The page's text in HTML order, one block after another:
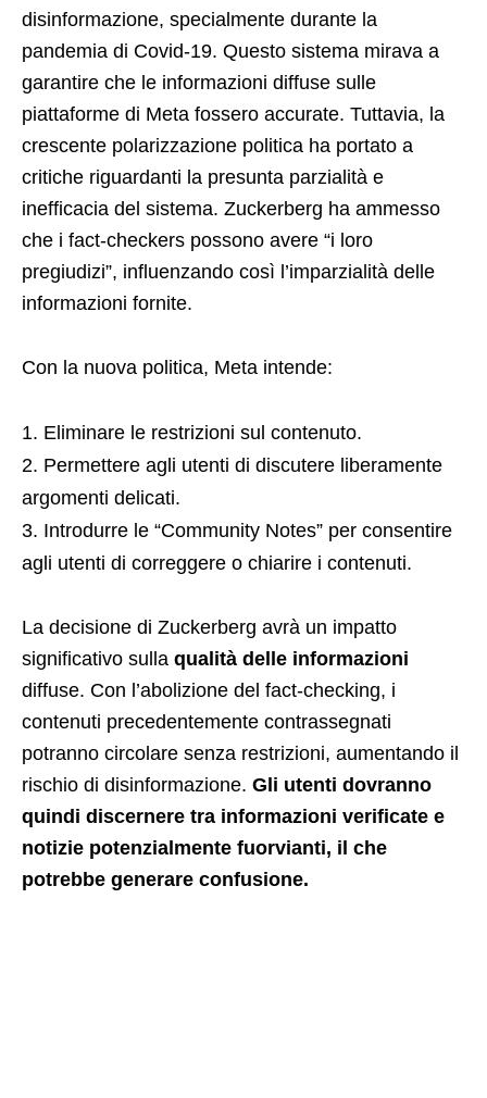
disinformazione, specialmente durante la
pandemia di Covid-19. Questo sistema mirava a
garantire che le informazioni diffuse sulle
piattaforme di Meta fossero accurate. Tuttavia, la
crescente polarizzazione politica ha portato a
critiche riguardanti la presunta parzialità e
inefficacia del sistema. Zuckerberg ha ammesso
che i fact-checkers possono avere “i loro
pregiudizi”, influenzando così l’imparzialità delle
informazioni fornite.
Con la nuova politica, Meta intende:
Eliminare le restrizioni sul contenuto.
Permettere agli utenti di discutere liberamente
argomenti delicati.
Introdurre le “Community Notes” per consentire
agli utenti di correggere o chiarire i contenuti.
La decisione di Zuckerberg avrà un impatto
significativo sulla qualità delle informazioni
diffuse. Con l’abolizione del fact-checking, i
contenuti precedentemente contrassegnati
potranno circolare senza restrizioni, aumentando il
rischio di disinformazione. Gli utenti dovranno
quindi discernere tra informazioni verificate e
notizie potenzialmente fuorvianti, il che
potrebbe generare confusione.